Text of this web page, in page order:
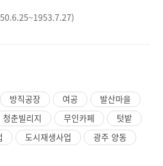
방직공장 여공
발산마을
청춘빌리지 무인카페
텃밭
도시재생사업 광주 양동